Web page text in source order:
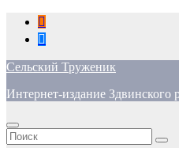
Перейти
содержимому
Сельский Труженик
Интернет-издание Здвинского